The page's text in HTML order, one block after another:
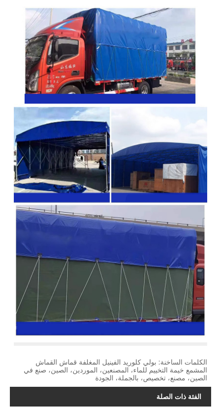
الكلمات الساخنة: بولي كلوريد الفينيل المغلفة قماش القماش
المشمع خيمة التخييم للماء، المصنعين، الموردين، الصين، صنع في
الصين، مصنع، تخصيص، بالجملة، الجودة
الفئة ذات الصلة